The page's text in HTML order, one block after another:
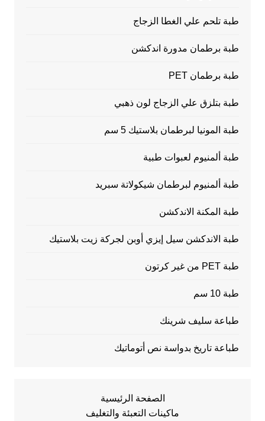
طبة تلحم علي الغطا الزجاج
طبة برطمان مدورة اندكشن
طبة برطمان PET
طبة بتلزق علي الزجاج لون ذهبي
طبة المونيا لبرطمان بلاستيك 5 سم
طبة ألمنيوم لعبوات طبية
طبة ألمنيوم لبرطمان شيكولاتة سبريد
طبة المكنة الاندكشن
طبة الاندكشن سيل إيزي أوبن لجركة زيت بلاستيك
طبة PET من غير كرتون
طبة 10 سم
طباعة سليف شرينك
طباعة تاريخ بدواسة نص أتوماتيك
الصفحة الرئيسية
ماكينات التعبئة والتغليف